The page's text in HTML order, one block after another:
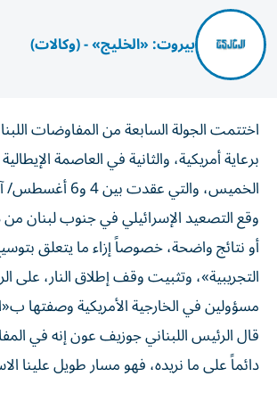
بيروت: «الخليج» - (وكالات)
اختتمت الجولة السابعة من المفاوضات
برعاية أمريكية، والثانية في العاصمة
الخميس، والتي
وقع التصعيد الإسرائيلي في جنوب لبنان
أو نتائج واضحة، خصوصاً إزاء ما يتعلق
التجريبية»، وتثبيت وقف إطلاق النار،
مسؤولين في الخارجية الأمريكية وصفتها
قال الرئيس اللبناني جوزيف عون إنه في
دائماً على ما نريده، فهو مسار طويل علينا